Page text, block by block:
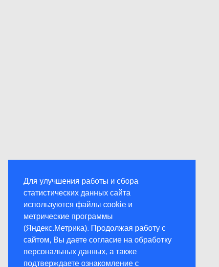
Для улучшения работы и сбора
статистических данных сайта
используются файлы cookie и
метрические программы
(Яндекс.Метрика). Продолжая работу с
сайтом, Вы даете согласие на обработку
персональных данных, а также
подтверждаете ознакомление с